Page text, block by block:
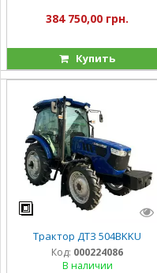
384 750,00 грн.
Купить
Трактор ДТЗ 504BKKU
Код: 000224086
В наличии